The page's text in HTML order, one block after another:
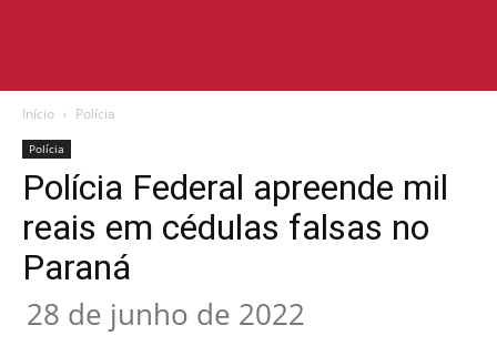
Início Polícia
Polícia
Polícia Federal apreende mil
reais em cédulas falsas no
Paraná
28 de junho de 2022